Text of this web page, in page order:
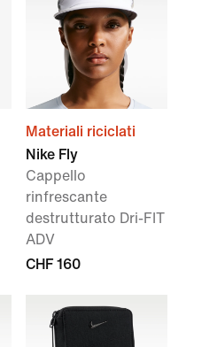
Materiali riciclati
Nike Fly
Cappello
rinfrescante
destrutturato Dri-FIT
ADV
CHF 160